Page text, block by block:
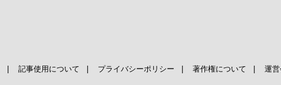
記事使用について プライバシーポリシー 著作権について 運